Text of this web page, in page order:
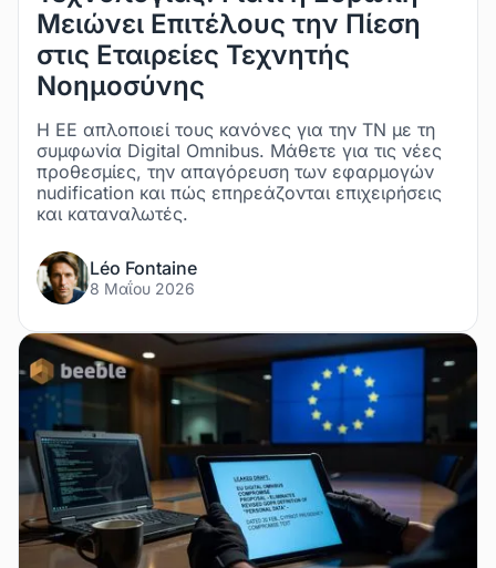
Μειώνει Επιτέλους την Πίεση
στις Εταιρείες Τεχνητής
Νοημοσύνης
Η ΕΕ απλοποιεί τους κανόνες για την ΤΝ με τη
συμφωνία Digital Omnibus. Μάθετε για τις νέες
προθεσμίες, την απαγόρευση των εφαρμογών
nudification και πώς επηρεάζονται επιχειρήσεις
και καταναλωτές.
Léo Fontaine
8 Μαΐου 2026